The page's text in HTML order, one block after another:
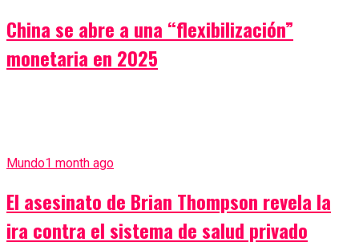
China se abre a una “flexibilización”
monetaria en 2025
Mundo1 month ago
El asesinato de Brian Thompson revela la
ira contra el sistema de salud privado